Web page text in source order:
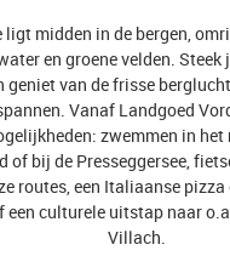
ligt midden in de bergen,
en groene velden. Steek
geniet van de frisse
Vanaf Landgoed
zwemmen in het
of bij de Presseggersee,
routes, een Italiaanse pizza
een culturele uitstap naar
Villach.